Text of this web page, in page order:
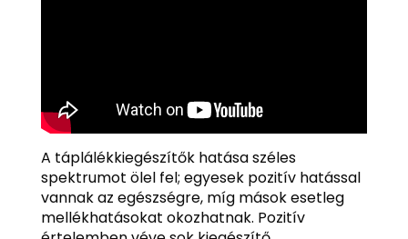
A táplálékkiegészítők hatása széles
spektrumot ölel fel; egyesek pozitív hatással
vannak az egészségre, míg mások esetleg
mellékhatásokat okozhatnak. Pozitív